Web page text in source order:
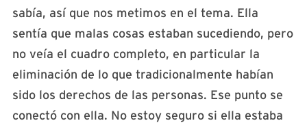
sabía, así que nos metimos en el tema. Ella
sentía que malas cosas estaban sucediendo, pero
no veía el cuadro completo, en particular la
eliminación de lo que tradicionalmente habían
sido los derechos de las personas. Ese punto se
conectó con ella. No estoy seguro si ella estaba